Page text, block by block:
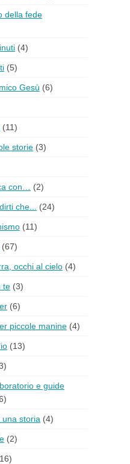
della fede
(4)
(5)
Gesù (6)
(11)
storie (3)
con… (2)
che... (24)
(11)
(67)
occhi al cielo (4)
te (3)
(6)
piccole manine (4)
(13)
e guide
una storia (4)
(2)